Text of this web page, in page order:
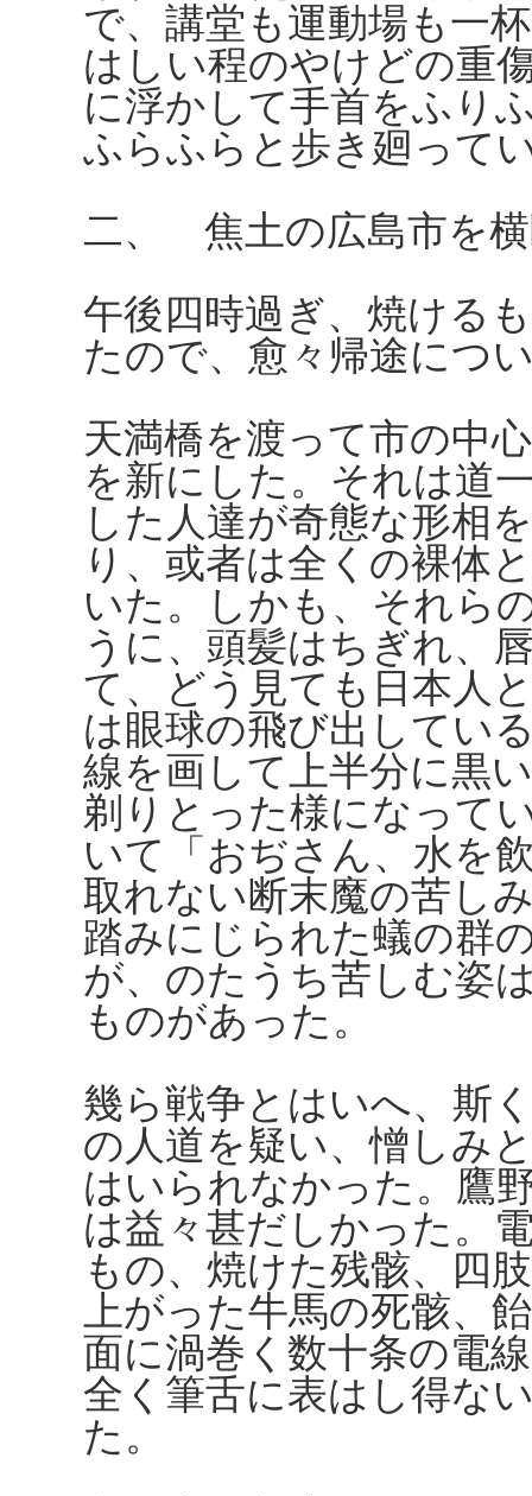
で、講堂も運動場も一
はしい程のやけどの重
に浮かして手首をふり
ふらふらと歩き廻って
二、 焦土の広島市を
午後四時過ぎ、焼ける
たので、愈々帰途につ
天満橋を渡って市の中
を新にした。それは道
した人達が奇態な形相
り、或者は全くの裸体
いた。しかも、それら
うに、頭髪はちぎれ、
て、どう見ても日本人
は眼球の飛び出してい
線を画して上半分に黒
剃りとった様になって
いて「おぢさん、水を
取れない断末魔の苦し
踏みにじられた蟻の群
が、のたうち苦しむ姿
ものがあった。
幾ら戦争とはいへ、斯
の人道を疑い、憎しみ
はいられなかった。鷹
は益々甚だしかった。
もの、焼けた残骸、四
上がった牛馬の死骸、
面に渦巻く数十条の電
全く筆舌に表はし得な
た。